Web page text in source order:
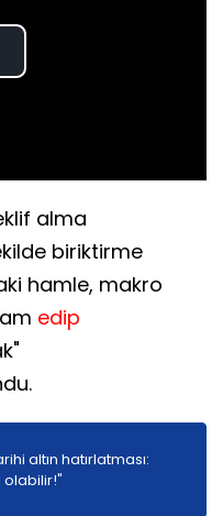
alma
biriktirme
hamle, makro
edip
altın hatırlatması:
olabilir!"